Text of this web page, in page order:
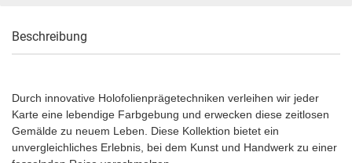
Beschreibung
Durch innovative Holofolienprägetechniken verleihen wir jeder
Karte eine lebendige Farbgebung und erwecken diese zeitlosen
Gemälde zu neuem Leben. Diese Kollektion bietet ein
unvergleichliches Erlebnis, bei dem Kunst und Handwerk zu einer